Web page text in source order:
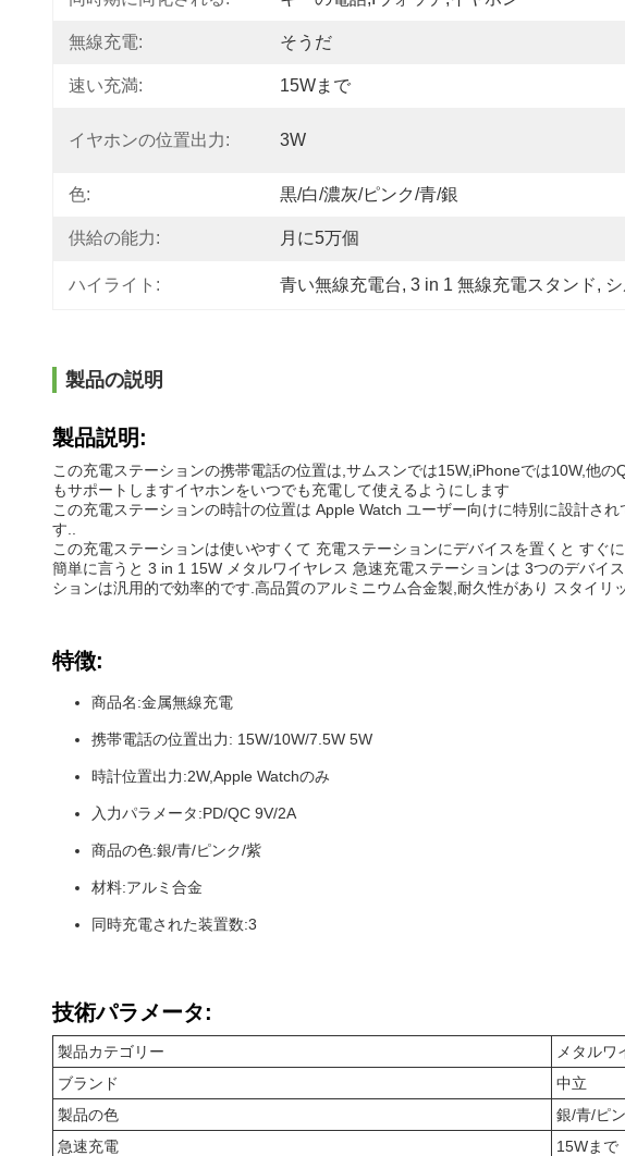
無線充電: そうだ
速い充満: 15Wまで
イヤホンの位置出力: 3W
色: 黒/白/濃灰/ピンク/青/銀
供給の能力: 月に5万個
ハイライト: 青い無線充電台, 3 in 1 無線充電スタンド,
製品の説明
製品説明:
この充電ステーションの携帯電話の位置は,サムスンでは15W,iPhoneでは10W,他
もサポートしますイヤホンをいつでも充電して使えるようにします
この充電ステーションの時計の位置は Apple Watch ユーザー向けに特別に設計さ
す..
この充電ステーションは使いやすくて 充電ステーションにデバイスを置くと すぐ
簡単に言うと 3 in 1 15W メタルワイヤレス 急速充電ステーションは 3つのデバイ
ションは汎用的で効率的です.高品質のアルミニウム合金製,耐久性があり スタイ
特徴:
商品名:金属無線充電
携帯電話の位置出力: 15W/10W/7.5W 5W
時計位置出力:2W,Apple Watchのみ
入力パラメータ:PD/QC 9V/2A
商品の色:銀/青/ピンク/紫
材料:アルミ合金
同時充電された装置数:3
技術パラメータ:
製品カテゴリー
メタルワ
ブランド
中立
製品の色
銀/青/ピ
急速充電
15Wまで